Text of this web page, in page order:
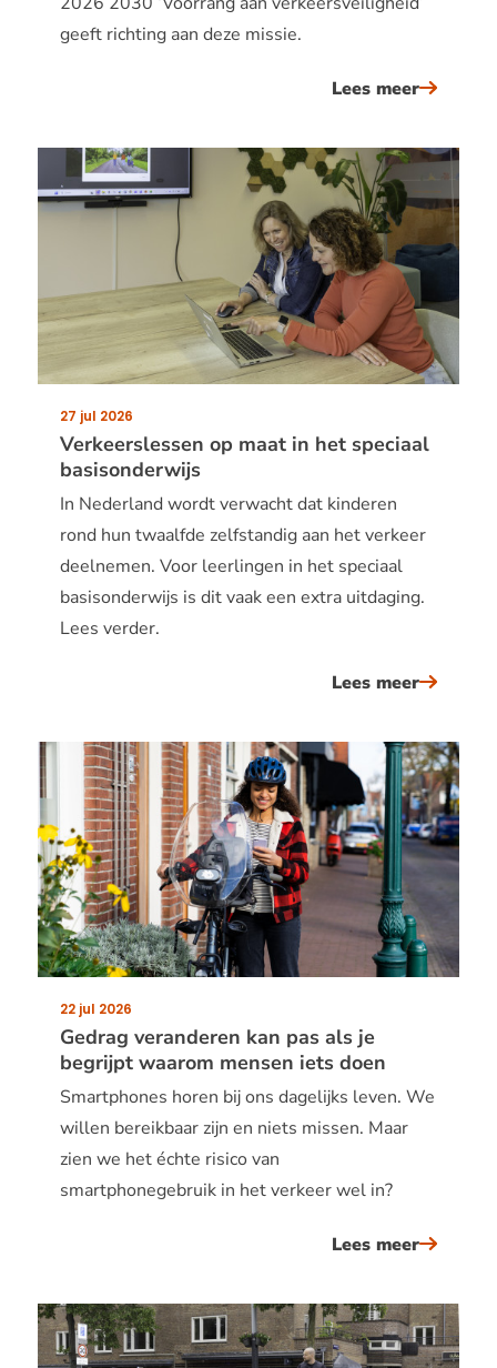
geeft richting aan deze missie.
Lees meerover
aan
Verkeerslessen op maat in het speciaal
basisonderwijs
Publicatiedatum:
27 jul 2026
In Nederland wordt verwacht dat kinderen
rond hun twaalfde zelfstandig aan het verkeer
deelnemen. Voor leerlingen in het speciaal
basisonderwijs is dit vaak een extra uitdaging.
Lees verder.
Lees meerover
op
maat
in
het
speciaal
Gedrag veranderen kan pas als je
begrijpt waarom mensen iets doen
Publicatiedatum:
22 jul 2026
Smartphones horen bij ons dagelijks leven. We
willen bereikbaar zijn en niets missen. Maar
zien we het échte risico van
smartphonegebruik in het verkeer wel in?
Lees meerover
kan